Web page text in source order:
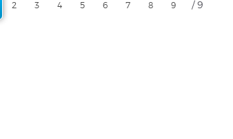
2 3 4 5 6 7 8 9 / 9